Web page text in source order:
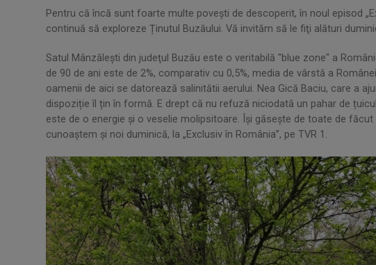
Pentru că încă sunt foarte multe povești de descoperit, în noul episod
continuă să exploreze Ținutul Buzăului. Vă invităm să le fiţi alături
Satul Mânzălești din judeţul Buzău este o veritabilă "blue zone" a
de 90 de ani este de 2%, comparativ cu 0,5%, media de vârstă a
oamenii de aici se datorează salinitătii aerului. Nea Gică Baciu, care a
dispoziție îl țin în formă. E drept că nu refuză niciodată un pahar de
este de o energie și o veselie molipsitoare. Își găsește de toate de
cunoaştem şi noi duminică, la „Exclusiv în România”, pe TVR 1.